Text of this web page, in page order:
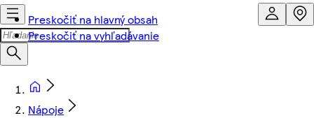
Preskočiť na hlavný obsah
Preskočiť na vyhľadávanie
Nápoje